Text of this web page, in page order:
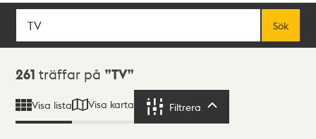
Sök
Sök
Sökresultat
261 träffar på TV
Visa lista Visa karta Filtrera